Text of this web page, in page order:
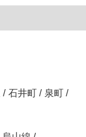
/ 石井町 / 泉町 /